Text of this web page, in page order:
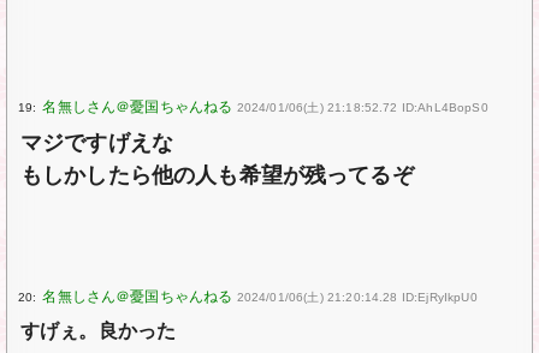
19: 2024/01/06(土) 21:18:52.72 ID:AhL4BopS0
マジですげえな
もしかしたら他の人も希望が残ってるぞ
20: 2024/01/06(土) 21:20:14.28 ID:EjRyIkpU0
すげぇ。良かった